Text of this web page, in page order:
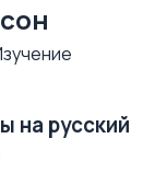
на русский